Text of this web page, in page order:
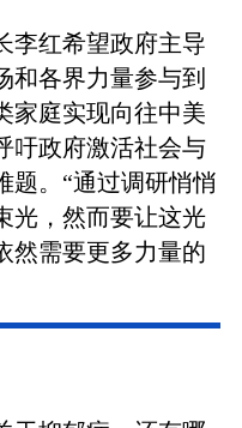
李红希望政府主导
和各界力量参与到
家庭实现向往中美
吁政府激活社会与
题。“通过调研悄悄
光，然而要让这光
然需要更多力量的